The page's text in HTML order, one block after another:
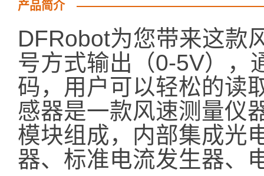
产品简介
DFRobot为您带来这款
号方式输出（0-5V），
码，用户可以轻松的读
感器是一款风速测量仪
模块组成，内部集成光
器、标准电流发生器、